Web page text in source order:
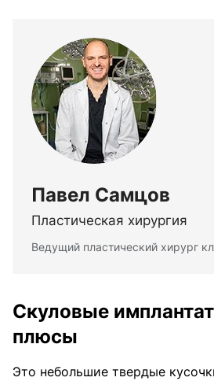
Павел Самцов
Пластическая хирургия
Ведущий пластический хирург
Скуловые
плюсы
Это небольшие твердые